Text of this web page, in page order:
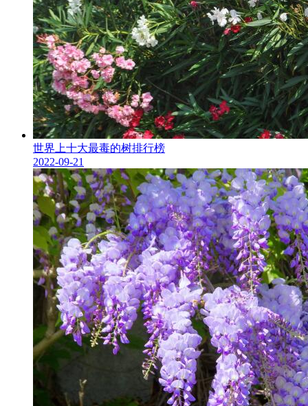
世界上十大最毒的树排行榜
2022-09-21